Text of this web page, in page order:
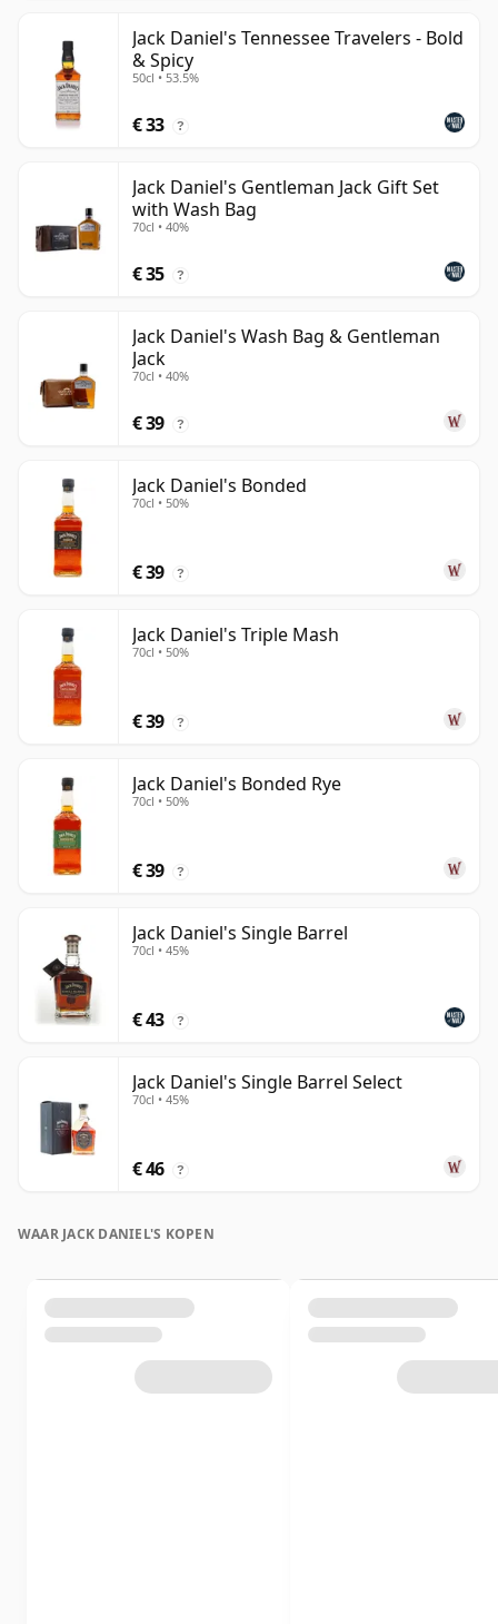
Jack Daniel's Tennessee Travelers - Bold
& Spicy
50cl • 53.5%
€ 33 ?
Jack Daniel's Gentleman Jack Gift Set
with Wash Bag
70cl • 40%
€ 35 ?
Jack Daniel's Wash Bag & Gentleman
Jack
70cl • 40%
€ 39 ?
Jack Daniel's Bonded
70cl • 50%
€ 39 ?
Jack Daniel's Triple Mash
70cl • 50%
€ 39 ?
Jack Daniel's Bonded Rye
70cl • 50%
€ 39 ?
Jack Daniel's Single Barrel
70cl • 45%
€ 43 ?
Jack Daniel's Single Barrel Select
70cl • 45%
€ 46 ?
WAAR JACK DANIEL'S KOPEN